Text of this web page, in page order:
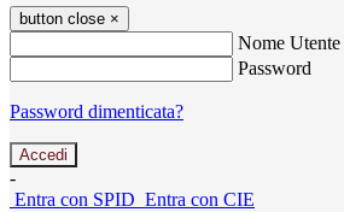
button close ×
Nome Utente
Password
Password dimenticata?
-
Entra con SPID Entra con CIE